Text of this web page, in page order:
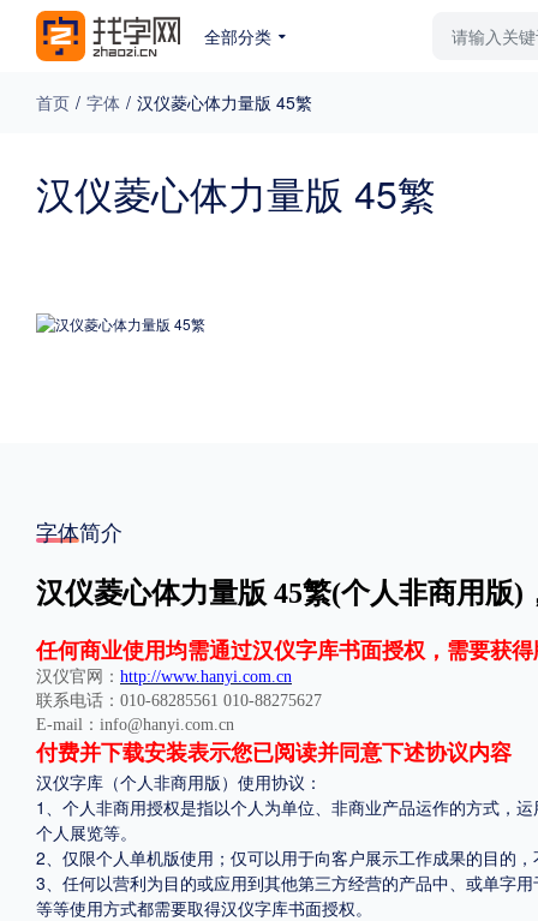
全部分类
免费下载 收费下载 更多
格式
.TTF .OTF
地区
中国大陆 中国港澳台 更多
POP字体下载 字库打包下载 海报素材下载
首页 / 字体 / 汉仪菱心体力量版 45繁
汉仪菱心体力量版 45繁
字体简介
汉仪菱心体力量版 45繁(个人非商用版)
任何商业使用均需通过汉仪字库书面授权，需要获
汉仪官网： http://www.hanyi.com.cn
联系电话：010-68285561 010-88275627
E-mail：info@hanyi.com.cn
付费并下载安装表示您已阅读并同意下述协议内容
汉仪字库（个人非商用版）使用协议：
1、个人非商用授权是指以个人为单位、非商业产品运作的方式，
个人展览等。
2、仅限个人单机版使用；仅可以用于向客户展示工作成果的目的
3、任何以营利为目的或应用到其他第三方经营的产品中、或单字
等等使用方式都需要取得汉仪字库书面授权。